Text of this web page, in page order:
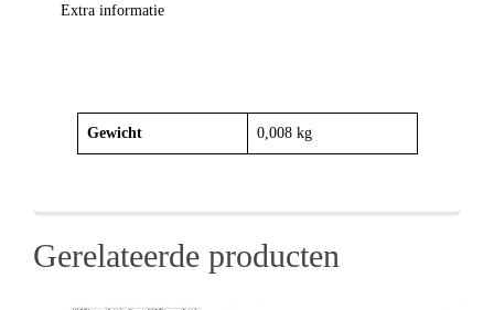
Extra informatie
Gewicht 0,008 kg
Gerelateerde producten